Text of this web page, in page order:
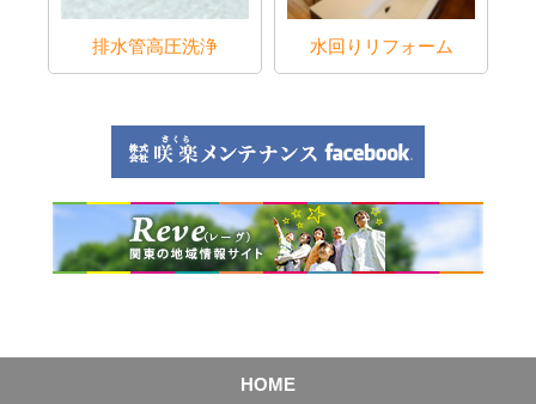
排水管高圧洗浄 水回りリフォーム
HOME